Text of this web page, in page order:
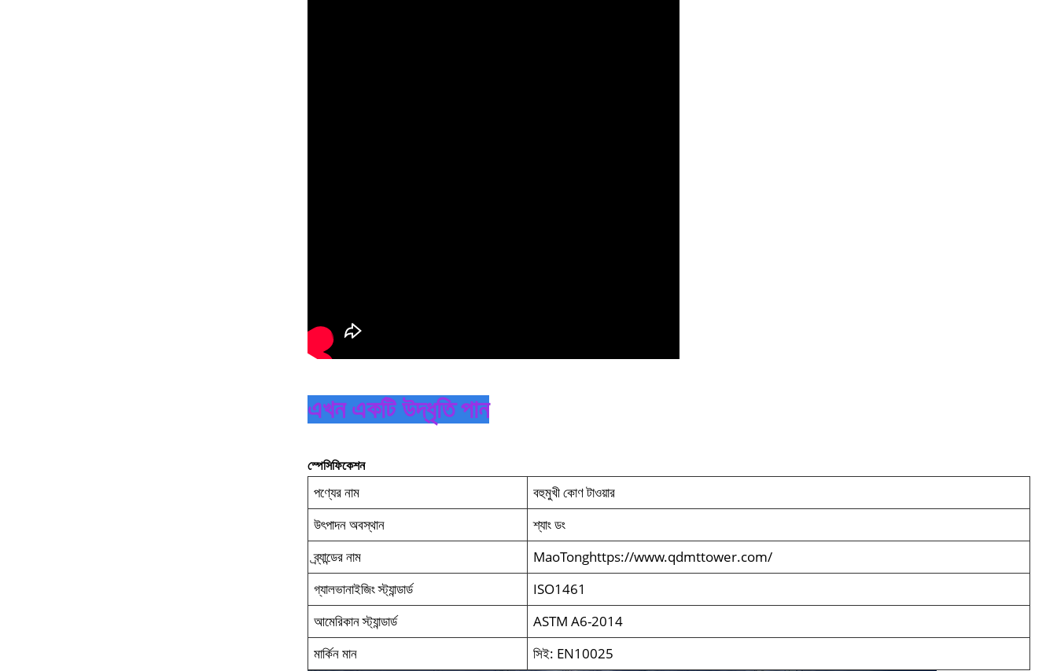
এখন একটি উদ্ধৃতি পান
স্পেসিফিকেশন
পণ্যের নাম
বহুমুখী কোণ টাওয়ার
উৎপাদন অবস্থান
শ্যাং ডং
ব্র্যান্ডের নাম
MaoTonghttps://www.qdmttower.com/
গ্যালভানাইজিং স্ট্যান্ডার্ড
ISO1461
আমেরিকান স্ট্যান্ডার্ড
ASTM A6-2014
মার্কিন মান
সিই: EN10025